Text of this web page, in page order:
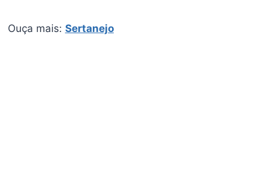
Ouça mais: Sertanejo